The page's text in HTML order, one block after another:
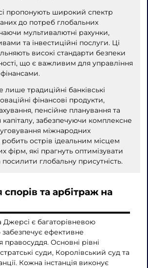
пропонують широкий спектр
до потреб глобальних
мультивалютні рахунки,
та інвестиційні послуги. Ці
високі стандарти безпеки
що є важливим для управління
лише традиційні банківські
фінансові продукти,
пенсійне планування та
капіталу, забезпечуючи комплексне
міжнародних
острів ідеальним місцем
фірм, які прагнуть оптимізувати
посилити глобальну присутність.
та арбітраж на
Джерсі є багаторівневою
ефективне
правосуддя. Основні рівні
суди, Королівський суд та
Кожна інстанція виконує